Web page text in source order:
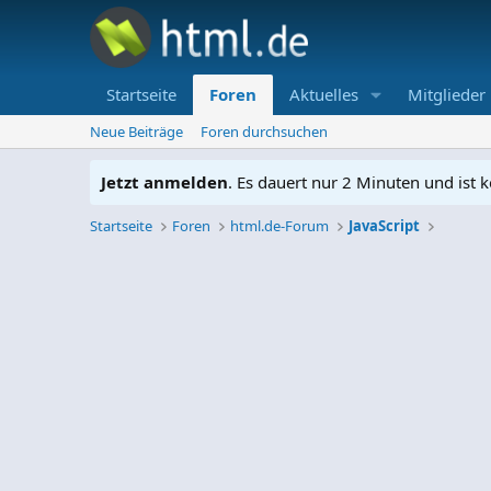
Startseite Foren Aktuelles Mitglieder
Neue Beiträge Foren durchsuchen
Jetzt anmelden. Es dauert nur 2 Minuten und ist
Startseite Foren html.de-Forum JavaScript